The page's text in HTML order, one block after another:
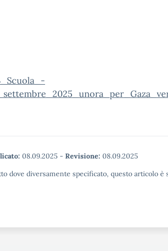
08.09.2025 - Revisione: 08.09.2025
dove diversamente specificato, questo articolo